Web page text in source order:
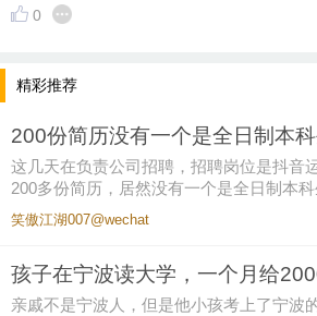
0
精彩推荐
200份简历没有一个是全日制本
这几天在负责公司招聘，招聘岗位是抖音
200多份简历，居然没有一个是全日制本
笑傲江湖007@wechat
孩子在宁波读大学，一个月给
亲戚不是宁波人，但是他小孩考上了宁波